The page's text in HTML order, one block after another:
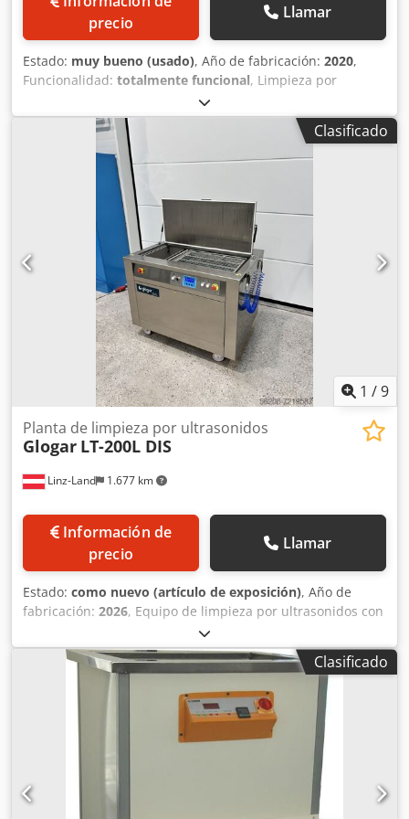
precio
Llamar
Estado: muy bueno (usado), Año de fabricación: 2020,
Funcionalidad: totalmente funcional, Limpieza por
ultrasonidos, posibilidad de pasivado (con base de ácido
cítrico), proceso de vacío CNp para, por ejemplo, taladros
de fondo. Dodpfx Afozhv Udsmock Adecuado para la
industria de alta pureza, la industria electrónica, desde
tareas de limpieza gruesa o pre-limpieza en condiciones
industriales exigentes hasta procesos de limpieza fina y
ultra fina; tamaño del lote: 670 x 480 x 300 mm;
componentes de metal, plástico o cerámica. Piezas sueltas
o componentes individuales posicionados. Totalmente o
parcialmente automatizado, por ejemplo, componentes de
inyección de diésel.
Clasificado
1 /9
Linz-Land 1.677 km
Planta de limpieza por ultrasonidos
Glogar LT-200L DIS
Información de
precio
Llamar
Estado: como nuevo (artículo de exposición), Año de
fabricación: 2026, Equipo de limpieza por ultrasonidos con
elevador neumático de piezas y oscilación durante el
proceso de limpieza Dsdpjh Rmpdefx Afmock Incluye
sistema de enjuague de superficies y separador de aceite
Dimensiones de la plataforma: aproximadamente 670 x
420 mm Altura máxima utilizable: aproximadamente 300
mm Peso máximo de carga del elevador de piezas: 100 kg
Volumen: 200 litros (incluido el separador de aceite)
Material de la cuba y el revestimiento exterior: acero
inoxidable 1.4301 Potencia de los ultrasonidos (onda de
fondo): 1.600 vatios (efectiva) / 3.200 vatios (pico).
Clasificado